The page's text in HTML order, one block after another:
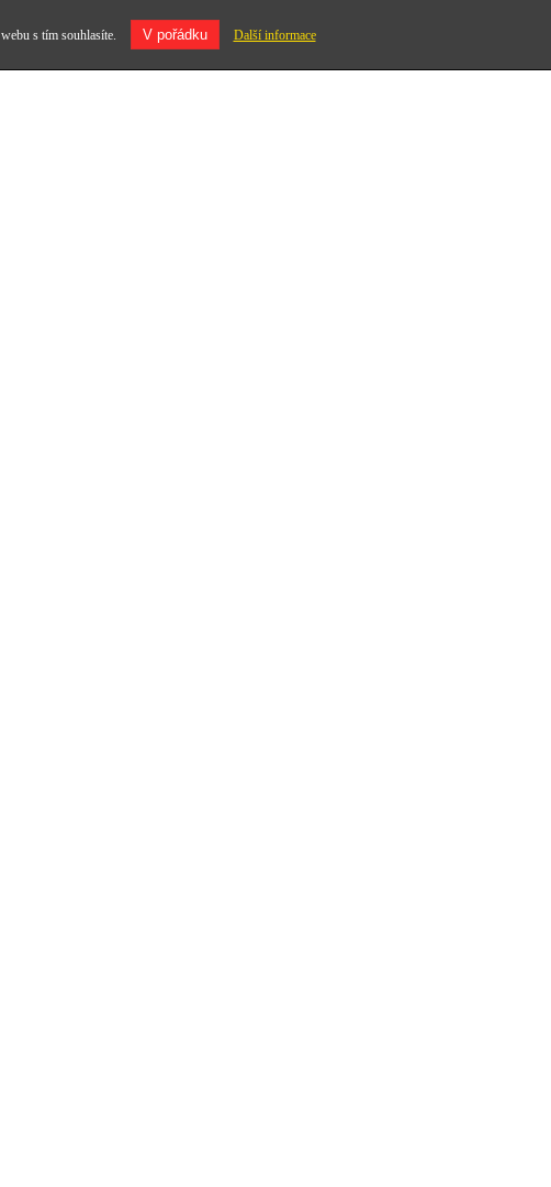
s tím souhlasíte. V pořádku Další informace